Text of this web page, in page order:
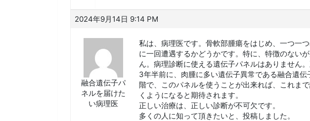
2024年9月14日 9:14 PM
融合遺伝子パ
ネルを届けた
い病理医
私は、病理医です。骨軟部腫瘍をはじめ、一つ一
に一回遭遇するかどうかです。特に、特徴のない
ん。病理診断に使える遺伝子パネルはありません
3年半前に、肉腫に多い遺伝子異常である融合遺
階で、このパネルを使うことが出来れば、これま
くようになると期待されます。
正しい治療は、正しい診断が不可欠です。
多くの人に知って頂きたいと、投稿しました。